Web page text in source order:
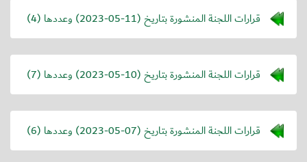
قرارات اللجنة المنشورة بتاريخ (2023-05-11) وعددها (4)
قرارات اللجنة المنشورة بتاريخ (2023-05-10) وعددها (7)
قرارات اللجنة المنشورة بتاريخ (2023-05-07) وعددها (6)